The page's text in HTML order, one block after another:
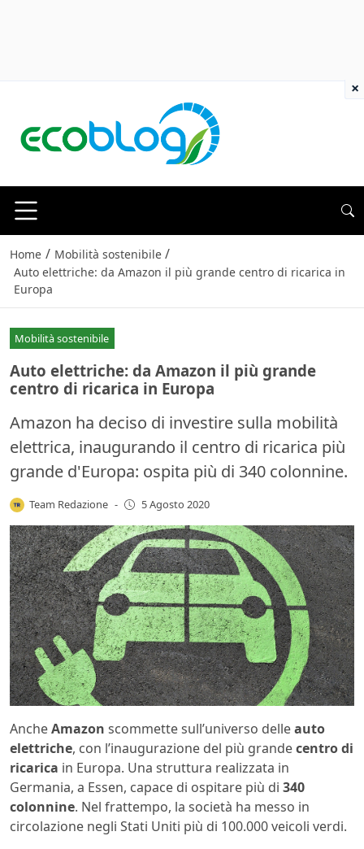
Home / Mobilità sostenibile /
Auto elettriche: da Amazon il più grande centro di ricarica in
Europa
Mobilità sostenibile
Auto elettriche: da Amazon il più grande
centro di ricarica in Europa
Amazon ha deciso di investire sulla mobilità
elettrica, inaugurando il centro di ricarica più
grande d'Europa: ospita più di 340 colonnine.
Team Redazione - 5 Agosto 2020
AncheAmazon scommette sull’universo delleauto
elettriche, con l’inaugurazione del più grandecentro di
ricarica in Europa. Una struttura realizzata in
Germania, a Essen, capace di ospitare più di 340
colonnine. Nel frattempo, la società ha messo in
circolazione negli Stati Uniti più di 100.000 veicoli verdi.
×